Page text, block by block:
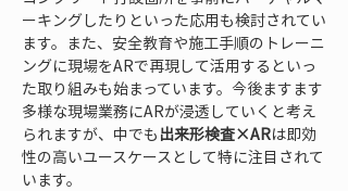
ーキングしたりといった応用も検討されてい
ます。また、安全教育や施工手順のトレーニ
ングに現場をARで再現して活用するといっ
た取り組みも始まっています。今後ますます
多様な現場業務にARが浸透していくと考え
られますが、中でも 出来形検査×ARは即効
性の高いユースケースとして特に注目されて
います。